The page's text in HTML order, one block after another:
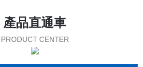
產品直通車
PRODUCT CENTER